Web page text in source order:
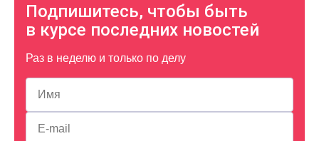
Подпишитесь, чтобы быть
в курсе последних новостей
Раз в неделю и только по делу